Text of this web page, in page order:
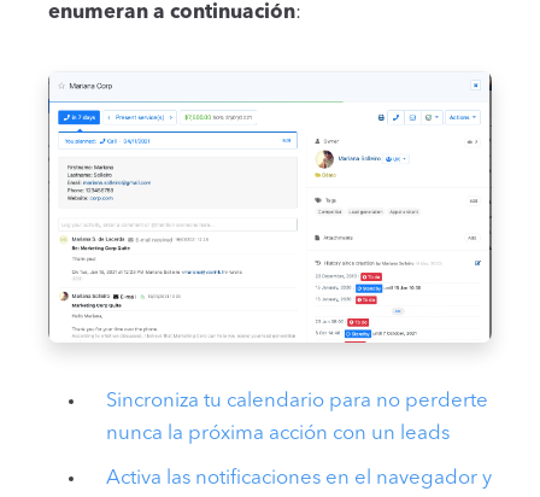
enumeran a continuación:
Sincroniza tu calendario para no perderte
nunca la próxima acción con un leads
Activa las notificaciones en el navegador y